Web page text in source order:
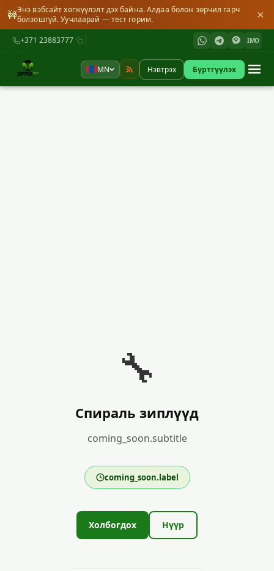
🚧Энэ вэбсайт хөгжүүлэлт дэх байна. Алдаа болон зөрчил гарч
болзошгүй. Уучлаарай — тест горим.
✕
+371 23883777 IMO
MN Нэвтрэх Бүртгүүлэх
🔧
Спираль зиплүүд
coming_soon.subtitle
coming_soon.label
Холбогдох Нүүр